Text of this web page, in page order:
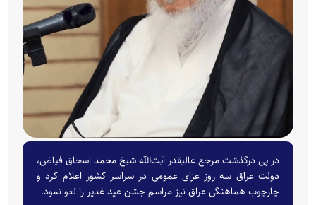
در پی درگذشت مرجع عالیقدر آیت‌الله شیخ محمد اسحاق فیاض،
دولت عراق سه روز عزای عمومی در سراسر کشور اعلام کرد و
چارچوب هماهنگی عراق نیز مراسم جشن عید غدیر را لغو نمود.